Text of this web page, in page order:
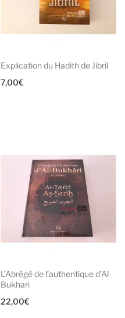
Explication du Hadith de Jibril
7,00€
L’Abrégé de l’authentique d’Al
Bukhari
22,00€